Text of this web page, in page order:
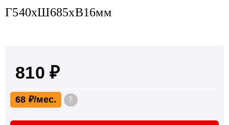
Г540хШ685хВ16мм
810 ₽
68 ₽ ?